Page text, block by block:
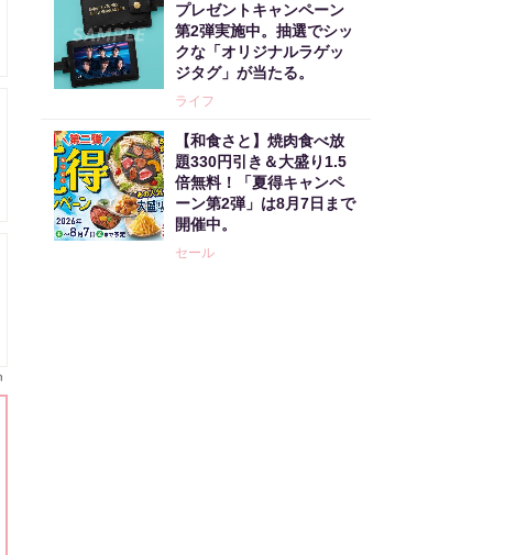
プレゼントキャンペーン
第2弾実施中。抽選でシッ
クな「オリジナルラゲッ
ジタグ」が当たる。
ライフ
【和食さと】焼肉食べ放
題330円引き＆大盛り1.5
倍無料！「夏得キャンペ
ーン第2弾」は8月7日まで
開催中。
セール